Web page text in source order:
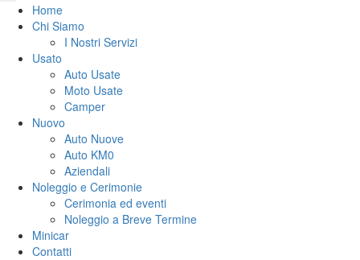
Home
Chi Siamo
I Nostri Servizi
Usato
Auto Usate
Moto Usate
Camper
Nuovo
Auto Nuove
Auto KM0
Aziendali
Noleggio e Cerimonie
Cerimonia ed eventi
Noleggio a Breve Termine
Minicar
Contatti